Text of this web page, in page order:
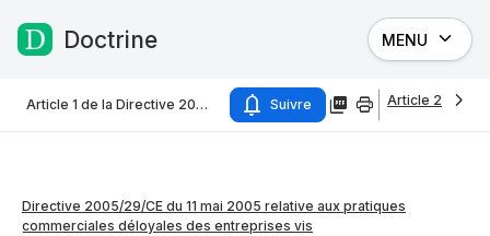
Passer au contenu
Doctrine MENU
Article 1 de la Directive 2005/29/CE du 11 mai 2005 relative aux pratiques commerciales déloyales des entreprises vis Suivre Article 2
Directive 2005/29/CE du 11 mai 2005 relative aux pratiques
commerciales déloyales des entreprises vis